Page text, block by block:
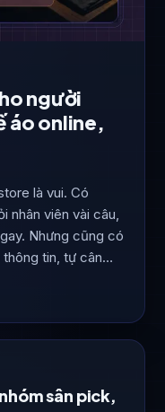
người
áo online,
là vui. Có
nhân viên vài câu,
Nhưng cũng có
tin, tự cân
sân pick,